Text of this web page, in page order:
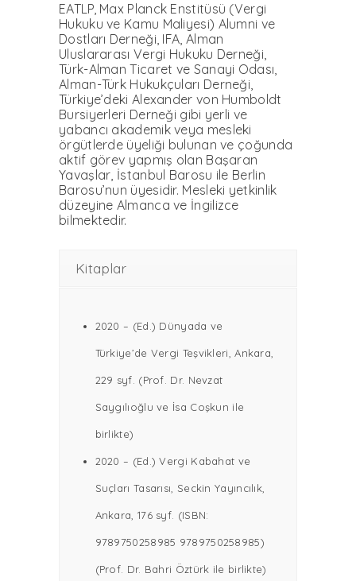
EATLP, Max Planck Enstitüsü (Vergi
Hukuku ve Kamu Maliyesi) Alumni ve
Dostları Derneği, IFA, Alman
Uluslararası Vergi Hukuku Derneği,
Türk-Alman Ticaret ve Sanayi Odası,
Alman-Türk Hukukçuları Derneği,
Türkiye’deki Alexander von Humboldt
Bursiyerleri Derneği gibi yerli ve
yabancı akademik veya mesleki
örgütlerde üyeliği bulunan ve çoğunda
aktif görev yapmış olan Başaran
Yavaşlar, İstanbul Barosu ile Berlin
Barosu’nun üyesidir. Mesleki yetkinlik
düzeyine Almanca ve İngilizce
bilmektedir.
Kitaplar
2020 – (Ed.) Dünyada ve
Türkiye’de Vergi Teşvikleri, Ankara,
229 syf. (Prof. Dr. Nevzat
Saygılıoğlu ve İsa Coşkun ile
birlikte)
2020 – (Ed.) Vergi Kabahat ve
Suçları Tasarısı, Seckin Yayıncılık,
Ankara, 176 syf. (ISBN:
9789750258985 9789750258985)
(Prof. Dr. Bahri Öztürk ile birlikte)